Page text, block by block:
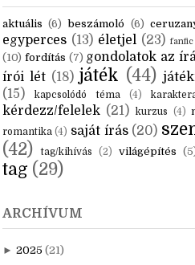
aktuális (6) beszámoló (6)
egyperces (13) életjel (23) fanfic
(10) fordítás (7) gondolatok az
írói lét (18) játék (44)
(15)
kapcsolódó téma (4)
kérdezz/felelek (21) kurzus (4)
romantika (4) saját írás (20)
(42)
tag/kihívás (2) világépítés
tag (29)
ARCHÍVUM
► 2025 (21)